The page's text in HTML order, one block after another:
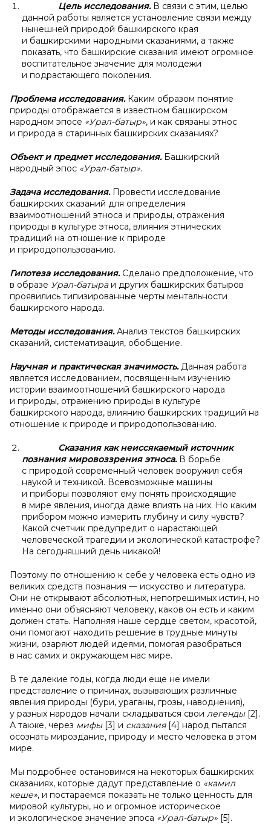
Цель исследования.В связи с этим, целью
данной работы является установление связи между
нынешней природой башкирского края
и башкирскими народными сказаниями, а также
показать, что башкирские сказания имеют огромное
воспитательное значение для молодежи
и подрастающего поколения.
Проблема исследования. Каким образом понятие
природы отображается в известном башкирском
народном эпосе «Урал-батыр», и как связаны этнос
и природа в старинных башкирских сказаниях?
Объект и предмет исследования. Башкирский
народный эпос «Урал-батыр».
Задача исследования. Провести исследование
башкирских сказаний для определения
взаимоотношений этноса и природы, отражения
природы в культуре этноса, влияния этнических
традиций на отношение к природе
и природопользованию.
Гипотеза исследования. Сделано предположение, что
в образе Урал-батыраи других башкирских батыров
проявились типизированные черты ментальности
башкирского народа.
Методы исследования.Анализ текстов башкирских
сказаний, систематизация, обобщение.
Научная и практическая значимость.Данная работа
является исследованием, посвященным изучению
истории взаимоотношений башкирского народа
и природы, отражению природы в культуре
башкирского народа, влиянию башкирских традиций на
отношение к природе и природопользованию.
Сказания как неиссякаемый источник
познания мировоззрения этноса.В борьбе
с природой современный человек вооружил себя
наукой и техникой. Всевозможные машины
и приборы позволяют ему понять происходящие
в мире явления, иногда даже влиять на них. Но каким
прибором можно измерить глубину и силу чувств?
Какой счетчик предупредит о нарастающей
человеческой трагедии и экологической катастрофе?
На сегодняшний день никакой!
Поэтому по отношению к себе у человека есть одно из
великих средств познания — искусство и литература.
Они не открывают абсолютных, непогрешимых истин, но
именно они объясняют человеку, каков он есть и каким
должен стать. Наполняя наше сердце светом, красотой,
они помогают находить решение в трудные минуты
жизни, озаряют людей идеями, помогая разобраться
в нас самих и окружающем нас мире.
В те далекие годы, когда люди еще не имели
представление о причинах, вызывающих различные
явления природы (бури, ураганы, грозы, наводнения),
у разных народов начали складываться свои легенды[2].
А также, через мифы[3] и сказания[4] народ пытался
осознать мироздание, природу и место человека в этом
мире.
Мы подробнее остановимся на некоторых башкирских
сказаниях, которые дадут представление о «камил
кеше», и постараемся показать не только ценность для
мировой культуры, но и огромное историческое
и экологическое значение эпоса «Урал-батыр» [5].